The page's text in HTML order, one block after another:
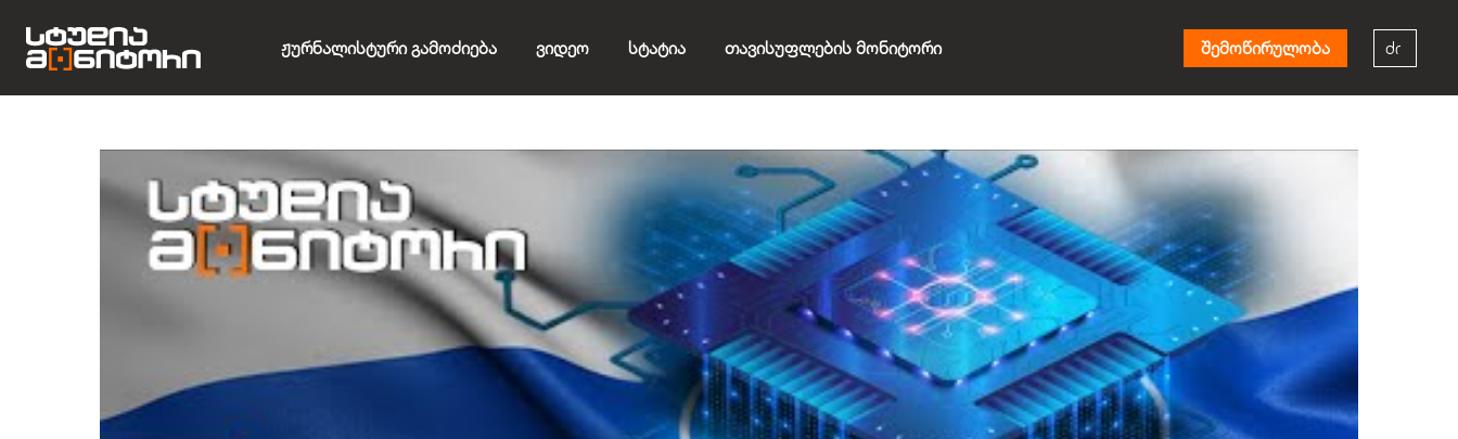
Ჟურნალისტური Გამოძიება Ვიდეო Სტატია Თავისუფლების Მონიტორი შემოწირულობა